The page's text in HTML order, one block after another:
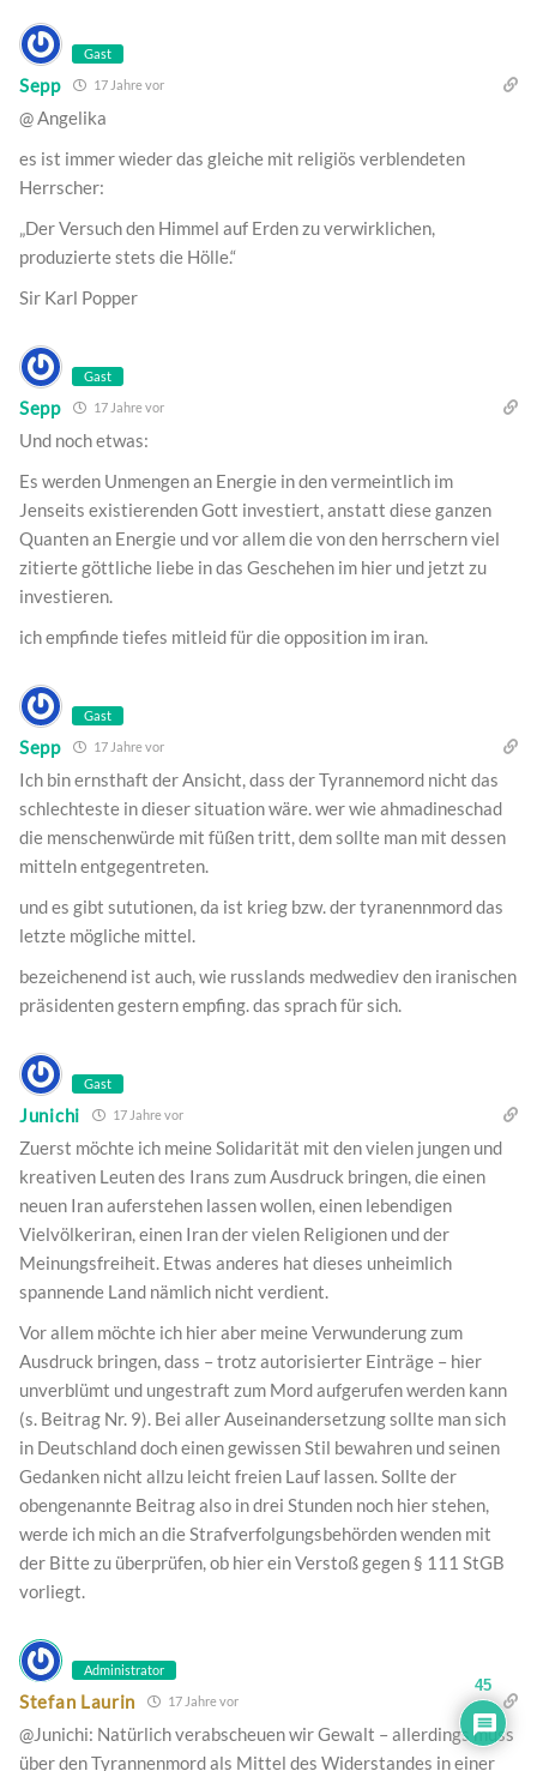
Gast
Sepp 17 Jahre vor
@ Angelika
es ist immer wieder das gleiche mit religiös verblendeten
Herrscher:
„Der Versuch den Himmel auf Erden zu verwirklichen,
produzierte stets die Hölle.“
Sir Karl Popper
Gast
Sepp 17 Jahre vor
Und noch etwas:
Es werden Unmengen an Energie in den vermeintlich im
Jenseits existierenden Gott investiert, anstatt diese ganzen
Quanten an Energie und vor allem die von den herrschern viel
zitierte göttliche liebe in das Geschehen im hier und jetzt zu
investieren.
ich empfinde tiefes mitleid für die opposition im iran.
Gast
Sepp 17 Jahre vor
Ich bin ernsthaft der Ansicht, dass der Tyrannemord nicht das
schlechteste in dieser situation wäre. wer wie ahmadineschad
die menschenwürde mit füßen tritt, dem sollte man mit dessen
mitteln entgegentreten.
und es gibt sututionen, da ist krieg bzw. der tyranennmord das
letzte mögliche mittel.
bezeichenend ist auch, wie russlands medwediev den iranischen
präsidenten gestern empfing. das sprach für sich.
Gast
Junichi 17 Jahre vor
Zuerst möchte ich meine Solidarität mit den vielen jungen und
kreativen Leuten des Irans zum Ausdruck bringen, die einen
neuen Iran auferstehen lassen wollen, einen lebendigen
Vielvölkeriran, einen Iran der vielen Religionen und der
Meinungsfreiheit. Etwas anderes hat dieses unheimlich
spannende Land nämlich nicht verdient.
Vor allem möchte ich hier aber meine Verwunderung zum
Ausdruck bringen, dass – trotz autorisierter Einträge – hier
unverblümt und ungestraft zum Mord aufgerufen werden kann
(s. Beitrag Nr. 9). Bei aller Auseinandersetzung sollte man sich
in Deutschland doch einen gewissen Stil bewahren und seinen
Gedanken nicht allzu leicht freien Lauf lassen. Sollte der
obengenannte Beitrag also in drei Stunden noch hier stehen,
werde ich mich an die Strafverfolgungsbehörden wenden mit
der Bitte zu überprüfen, ob hier ein Verstoß gegen § 111 StGB
vorliegt.
Administrator
Stefan Laurin 17 Jahre vor
@Junichi: Natürlich verabscheuen wir Gewalt – allerdings muss
über den Tyrannenmord als Mittel des Widerstandes in einer
45